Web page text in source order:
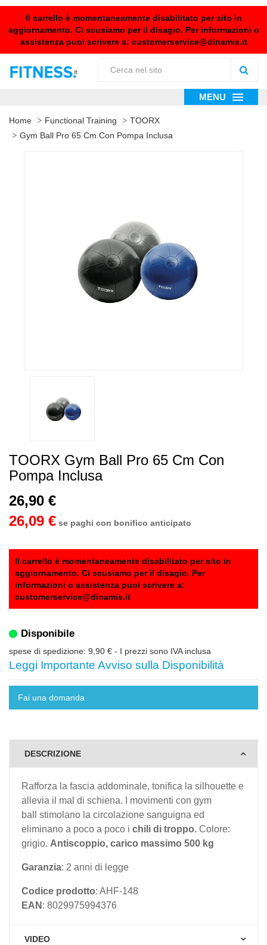
Il carrello è momentaneamente disabilitato per sito in
aggiornamento. Ci scusiamo per il disagio. Per informazioni o
assistenza puoi scrivere a: customerservice@dinamis.it
MENU
Home Functional Training
TOORX
Gym Ball Pro 65 Cm Con Pompa Inclusa
TOORX Gym Ball Pro 65 Cm Con
Pompa Inclusa
26,90 €
26,09 € se paghi con bonifico anticipato
Il carrello è momentaneamente disabilitato per sito in
aggiornamento. Ci scusiamo per il disagio. Per
informazioni o assistenza puoi scrivere a:
customerservice@dinamis.it
Disponibile
spese di spedizione: 9,90 € - I prezzi sono IVA inclusa
Leggi Importante Avviso sulla Disponibilità
Fai una domanda
DESCRIZIONE
Rafforza la fascia addominale, tonifica la silhouette e
allevia il mal di schiena. I movimenti con gym
ball stimolano la circolazione sanguigna ed
eliminano a poco a poco i chili di troppo. Colore:
grigio. Antiscoppio, carico massimo 500 kg
Garanzia: 2 anni di legge
Codice prodotto: AHF-148
EAN : 8029975994376
VIDEO